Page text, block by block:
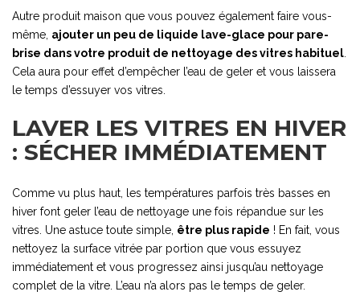
Autre produit maison que vous pouvez également faire vous-
même, ajouter un peu de liquide lave-glace pour pare-
brise dans votre produit de nettoyage des vitres habituel
Cela aura pour effet d’empêcher l’eau de geler et vous laissera
le temps d’essuyer vos vitres.
LAVER LES VITRES EN HIVER
: SÉCHER IMMÉDIATEMENT
Comme vu plus haut, les températures parfois très basses en
hiver font geler l’eau de nettoyage une fois répandue sur les
vitres. Une astuce toute simple, être plus rapide ! En fait, vous
nettoyez la surface vitrée par portion que vous essuyez
immédiatement et vous progressez ainsi jusqu’au nettoyage
complet de la vitre. L’eau n’a alors pas le temps de geler.